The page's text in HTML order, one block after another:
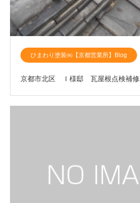
ひまわり塗装㈱【京都営業所】Blog
京都市北区 Ｉ様邸 瓦屋根点検補修